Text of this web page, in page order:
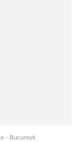
- Bucureşti